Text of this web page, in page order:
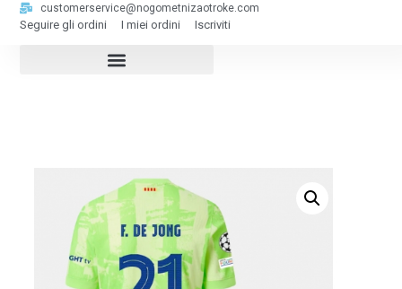
customerservice@nogometnizaotroke.com
Seguire gli ordini I miei ordini Iscriviti